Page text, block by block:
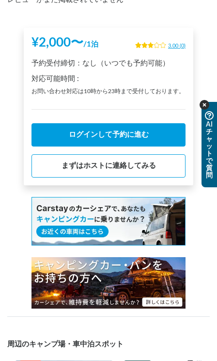
¥2,000〜/1泊 3.00 (0)
予約受付締切： なし（いつでも予約可能）
対応可能時間 :
お問い合わせ対応は10時から23時まで受付しております。
ログインして予約に進む
まずはホストに連絡してみる
周辺のキャンプ場・車中泊スポット
AI
チ
ャ
ッ
ト
で
質
問